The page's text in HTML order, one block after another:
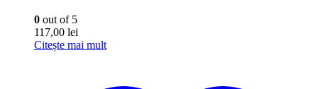
0 out of 5
117,00 lei
Citește mai mult